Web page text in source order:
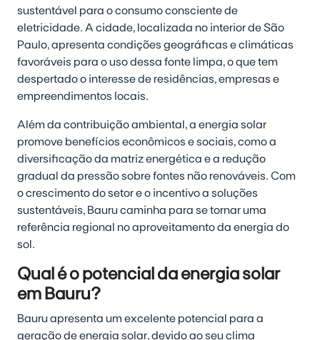
sustentável para o consumo consciente de
eletricidade. A cidade, localizada no interior de São
Paulo, apresenta condições geográficas e climáticas
favoráveis para o uso dessa fonte limpa, o que tem
despertado o interesse de residências, empresas e
empreendimentos locais.
Além da contribuição ambiental, a energia solar
promove benefícios econômicos e sociais, como a
diversificação da matriz energética e a redução
gradual da pressão sobre fontes não renováveis. Com
o crescimento do setor e o incentivo a soluções
sustentáveis, Bauru caminha para se tornar uma
referência regional no aproveitamento da energia do
sol.
Qual é o potencial da energia solar
em Bauru?
Bauru apresenta um excelente potencial para a
geração de energia solar, devido ao seu clima